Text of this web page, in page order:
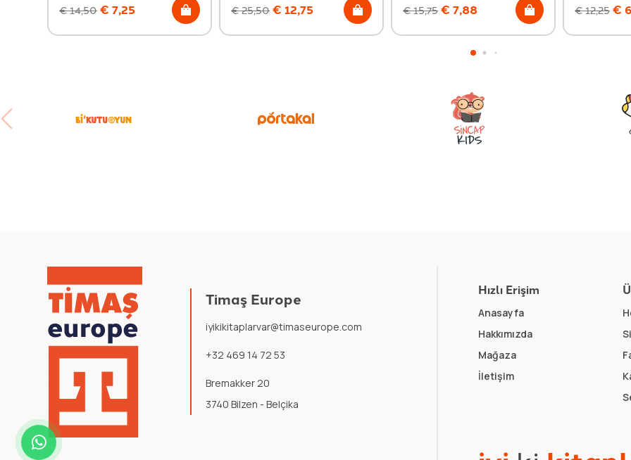
€14,50 € 7,25 €25,50 € 12,75 €15,75 € 7,88 €12,25 €
Timaş Europe
iyikikitaplarvar@timaseurope.com
+32 469 14 72 53
Bremakker 20
3740 Bilzen - Belçika
Hızlı Erişim
Anasayfa
Hakkımızda
Mağaza
İletişim